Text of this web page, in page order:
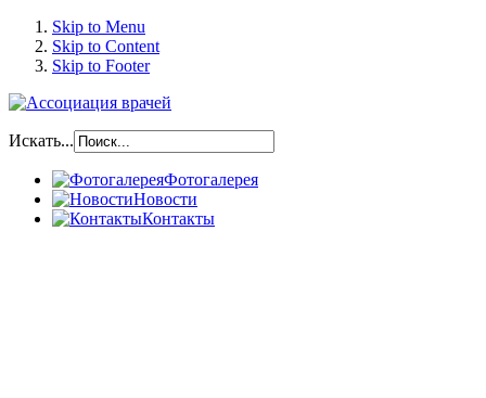
Skip to Menu
Skip to Content
Skip to Footer
Искать...
Фотогалерея
Новости
Контакты